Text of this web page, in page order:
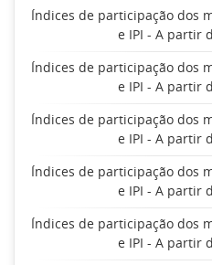
Índices de participação dos
e IPI - A partir
Índices de participação dos
e IPI - A partir
Índices de participação dos
e IPI - A partir
Índices de participação dos
e IPI - A partir
Índices de participação dos
e IPI - A partir